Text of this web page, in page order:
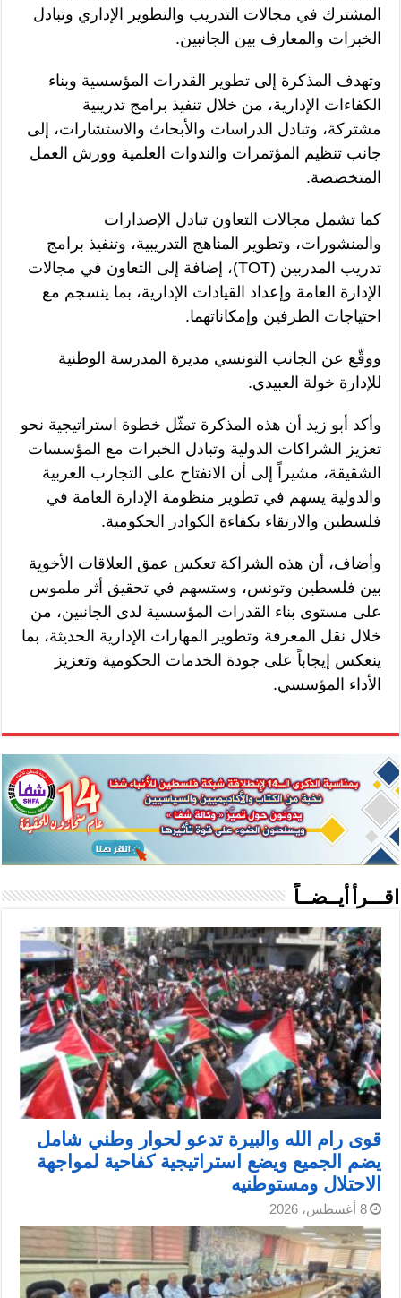
المشترك في مجالات التدريب والتطوير الإداري وتبادل
الخبرات والمعارف بين الجانبين.
وتهدف المذكرة إلى تطوير القدرات المؤسسية وبناء
الكفاءات الإدارية، من خلال تنفيذ برامج تدريبية
مشتركة، وتبادل الدراسات والأبحاث والاستشارات، إلى
جانب تنظيم المؤتمرات والندوات العلمية وورش العمل
المتخصصة.
كما تشمل مجالات التعاون تبادل الإصدارات
والمنشورات، وتطوير المناهج التدريبية، وتنفيذ برامج
تدريب المدربين (TOT)، إضافة إلى التعاون في مجالات
الإدارة العامة وإعداد القيادات الإدارية، بما ينسجم مع
احتياجات الطرفين وإمكاناتهما.
ووقّع عن الجانب التونسي مديرة المدرسة الوطنية
للإدارة خولة العبيدي.
وأكد أبو زيد أن هذه المذكرة تمثّل خطوة استراتيجية نحو
تعزيز الشراكات الدولية وتبادل الخبرات مع المؤسسات
الشقيقة، مشيراً إلى أن الانفتاح على التجارب العربية
والدولية يسهم في تطوير منظومة الإدارة العامة في
فلسطين والارتقاء بكفاءة الكوادر الحكومية.
وأضاف، أن هذه الشراكة تعكس عمق العلاقات الأخوية
بين فلسطين وتونس، وستسهم في تحقيق أثر ملموس
على مستوى بناء القدرات المؤسسية لدى الجانبين، من
خلال نقل المعرفة وتطوير المهارات الإدارية الحديثة، بما
ينعكس إيجاباً على جودة الخدمات الحكومية وتعزيز
الأداء المؤسسي.
اقـــرأ أيــضــاً
قوى رام الله والبيرة تدعو لحوار وطني شامل
يضم الجميع ويضع استراتيجية كفاحية لمواجهة
الاحتلال ومستوطنيه
8 أغسطس، 2026